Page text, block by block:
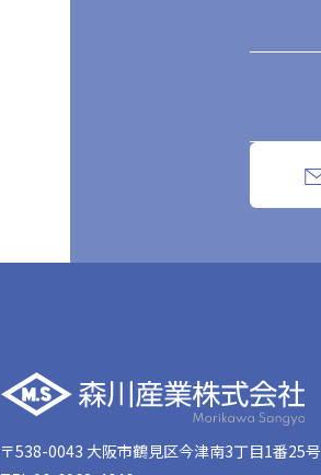
〒538-0043 大阪市鶴見区今津南3丁目1番25号